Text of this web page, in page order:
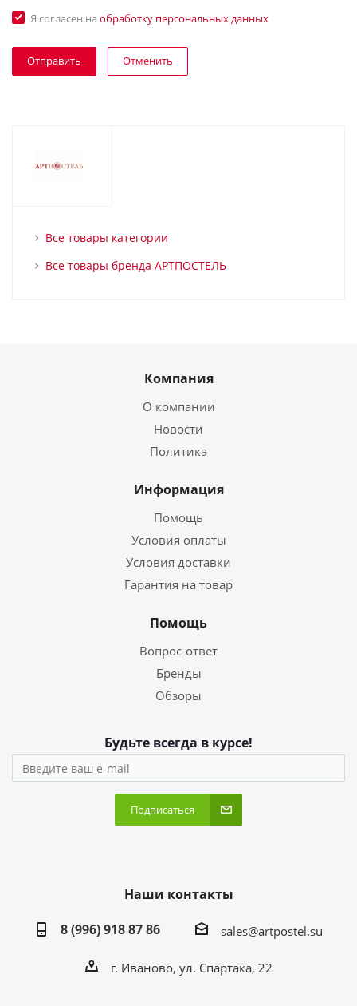
Я согласен на обработку персональных данных
Отменить
Все товары категории
Все товары бренда АРТПОСТЕЛЬ
Компания
О компании
Новости
Политика
Информация
Помощь
Условия оплаты
Условия доставки
Гарантия на товар
Помощь
Вопрос-ответ
Бренды
Обзоры
Будьте всегда в курсе!
Подписаться
Наши контакты
8 (996) 918 87 86
sales@artpostel.su
г. Иваново, ул. Спартака, 22